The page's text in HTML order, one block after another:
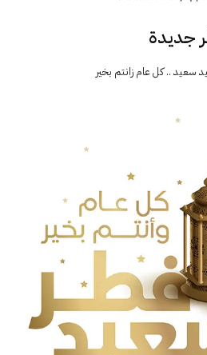
جديدة
سعيد .. كل عام زانتم بخير